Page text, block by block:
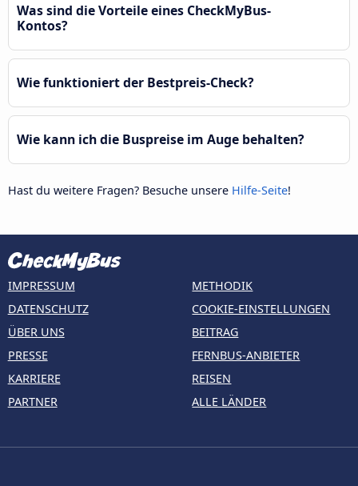
Was sind die Vorteile eines CheckMyBus-
Kontos?
Wie funktioniert der Bestpreis-Check?
Wie kann ich die Buspreise im Auge behalten?
Hast du weitere Fragen? Besuche unsere Hilfe-Seite!
IMPRESSUM
DATENSCHUTZ
ÜBER UNS
PRESSE
KARRIERE
PARTNER
METHODIK
COOKIE-EINSTELLUNGEN
BEITRAG
FERNBUS-ANBIETER
REISEN
ALLE LÄNDER